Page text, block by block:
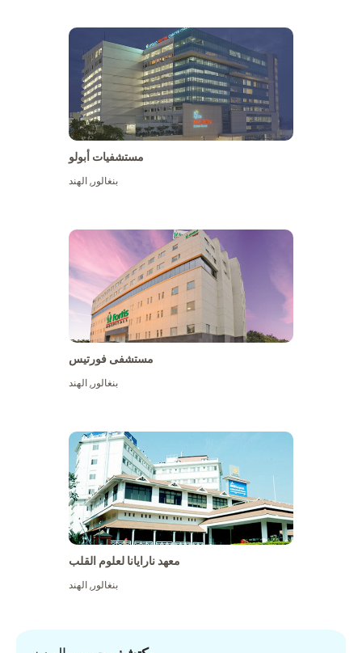
مستشفيات أبولو
بنغالور,الهند
مستشفى فورتيس
بنغالور,الهند
معهد نارايانا لعلوم القلب
بنغالور,الهند